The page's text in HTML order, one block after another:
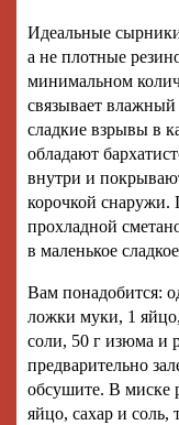
Идеальные
а не плотные
минимальном
связывает
сладкие взрывы в
обладают
внутри и
корочкой
прохладной
в маленькое
Вам понадобится:
ложки муки, 1
соли, 50 г изюма и
предварительно
обсушите. В миске
яйцо, сахар и